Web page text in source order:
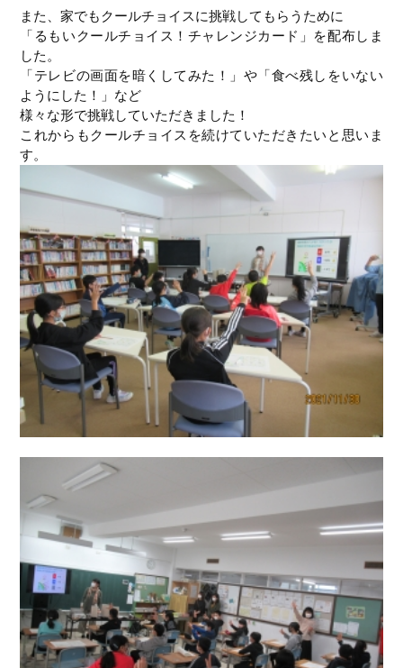
また、家でもクールチョイスに挑戦してもらうために
「るもいクールチョイス！チャレンジカード」を配布しま
した。
「テレビの画面を暗くしてみた！」や「食べ残しをいない
ようにした！」など
様々な形で挑戦していただきました！
これからもクールチョイスを続けていただきたいと思いま
す。